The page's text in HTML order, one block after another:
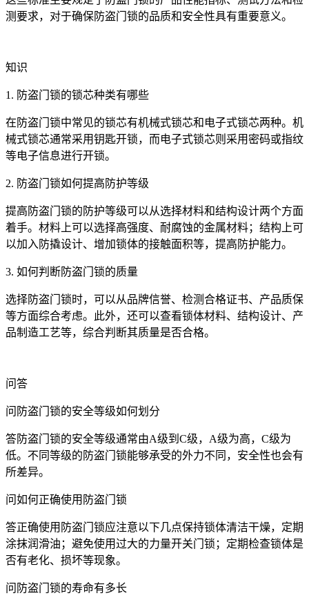
测要求，对于确保防盗门锁的品质和安全性具有重要意义。
知识
1. 防盗门锁的锁芯种类有哪些
在防盗门锁中常见的锁芯有机械式锁芯和电子式锁芯两种。机
械式锁芯通常采用钥匙开锁，而电子式锁芯则采用密码或指纹
等电子信息进行开锁。
2. 防盗门锁如何提高防护等级
提高防盗门锁的防护等级可以从选择材料和结构设计两个方面
着手。材料上可以选择高强度、耐腐蚀的金属材料；结构上可
以加入防撬设计、增加锁体的接触面积等，提高防护能力。
3. 如何判断防盗门锁的质量
选择防盗门锁时，可以从品牌信誉、检测合格证书、产品质保
等方面综合考虑。此外，还可以查看锁体材料、结构设计、产
品制造工艺等，综合判断其质量是否合格。
问答
问防盗门锁的安全等级如何划分
答防盗门锁的安全等级通常由A级到C级，A级为高，C级为
低。不同等级的防盗门锁能够承受的外力不同，安全性也会有
所差异。
问如何正确使用防盗门锁
答正确使用防盗门锁应注意以下几点保持锁体清洁干燥，定期
涂抹润滑油；避免使用过大的力量开关门锁；定期检查锁体是
否有老化、损坏等现象。
问防盗门锁的寿命有多长